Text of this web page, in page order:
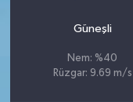
Güneşli
Nem: %40
Rüzgar: 9.69 m/s